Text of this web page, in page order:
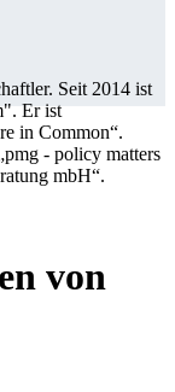
Seit 2014 ist
Er ist
in Common“.
- policy matters
mbH“.
von